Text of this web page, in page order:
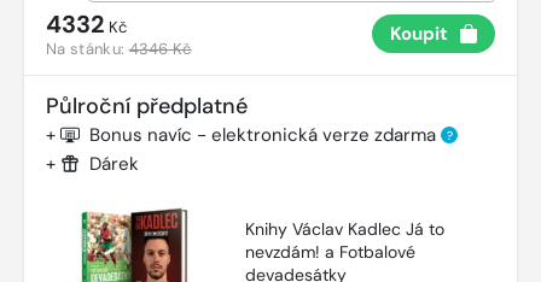
4332 Kč
Na stánku:4346 Kč
Koupit
Půlroční předplatné
+ Bonus navíc - elektronická verze zdarma ?
+ Dárek
Knihy Václav Kadlec Já to
nevzdám! a Fotbalové
devadesátky